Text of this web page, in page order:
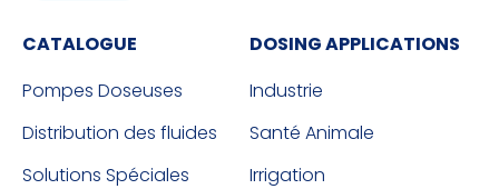
CATALOGUE
Pompes Doseuses
Distribution des fluides
Solutions Spéciales
DOSING APPLICATIONS
Industrie
Santé Animale
Irrigation